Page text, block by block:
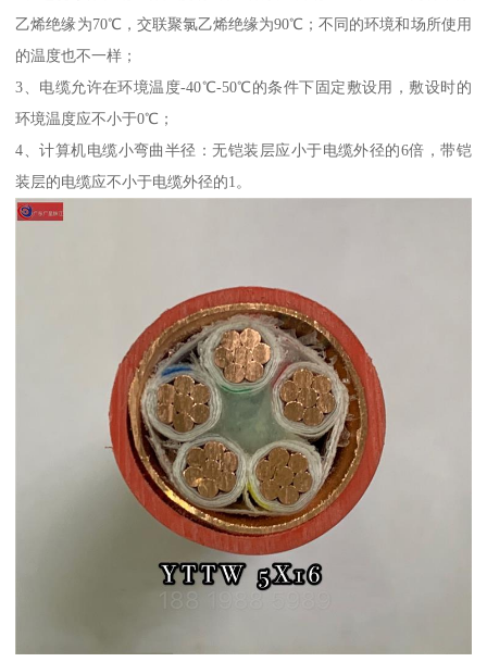
乙烯绝缘为70℃，交联聚氯乙烯绝缘为90℃；不同的环境和场所使用
的温度也不一样；
3、电缆允许在环境温度-40℃-50℃的条件下固定敷设用，敷设时的
环境温度应不小于0℃；
4、计算机电缆小弯曲半径：无铠装层应小于电缆外径的6倍，带铠
装层的电缆应不小于电缆外径的1。